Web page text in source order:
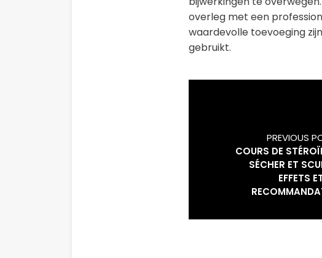
overleg met een
waardevolle toevoeging
gebruikt.
PREVIOUS
COURS DE
SÉCHER ET
EFFETS